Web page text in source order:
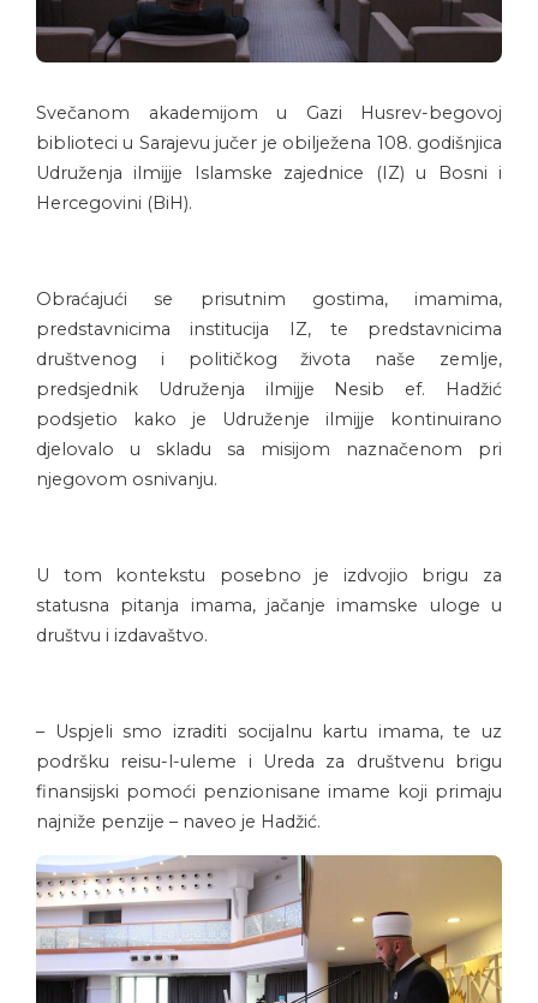
Svečanom akademijom u Gazi Husrev-begovoj
biblioteci u Sarajevu jučer je obilježena 108. godišnjica
Udruženja ilmijje Islamske zajednice (IZ) u Bosni i
Hercegovini (BiH).
Obraćajući se prisutnim gostima, imamima,
predstavnicima institucija IZ, te predstavnicima
društvenog i političkog života naše zemlje,
predsjednik Udruženja ilmijje Nesib ef. Hadžić
podsjetio kako je Udruženje ilmijje kontinuirano
djelovalo u skladu sa misijom naznačenom pri
njegovom osnivanju.
U tom kontekstu posebno je izdvojio brigu za
statusna pitanja imama, jačanje imamske uloge u
društvu i izdavaštvo.
– Uspjeli smo izraditi socijalnu kartu imama, te uz
podršku reisu-l-uleme i Ureda za društvenu brigu
finansijski pomoći penzionisane imame koji primaju
najniže penzije – naveo je Hadžić.